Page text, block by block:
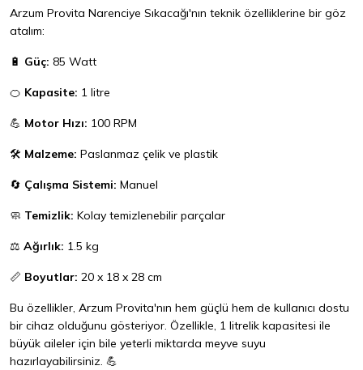
Arzum Provita Narenciye Sıkacağı'nın teknik özelliklerine bir göz
atalım:
🔋 Güç: 85 Watt
🍊 Kapasite: 1 litre
💪 Motor Hızı: 100 RPM
🛠️ Malzeme: Paslanmaz çelik ve plastik
🔄 Çalışma Sistemi: Manuel
🧼 Temizlik: Kolay temizlenebilir parçalar
⚖️ Ağırlık: 1.5 kg
📏 Boyutlar: 20 x 18 x 28 cm
Bu özellikler, Arzum Provita'nın hem güçlü hem de kullanıcı dostu
bir cihaz olduğunu gösteriyor. Özellikle, 1 litrelik kapasitesi ile
büyük aileler için bile yeterli miktarda meyve suyu
hazırlayabilirsiniz. 💪